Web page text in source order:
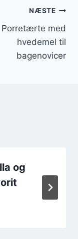
NÆSTE
Porretærte med
hvedemel til
bagenovicer
og